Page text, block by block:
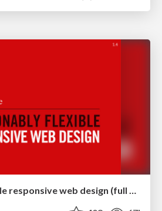
Fashionably flexible responsive web design (full day workshop)